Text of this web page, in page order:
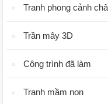
Tranh phong cảnh
Trần mây 3D
Công trình đã làm
Tranh mầm non